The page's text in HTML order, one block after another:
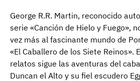
George R.R. Martin, reconocido
serie «Canción de Hielo y Fuego»,
vez más al fascinante mundo de
«El Caballero de los Siete Reinos».
relatos sigue las aventuras del
Duncan el Alto y su fiel escudero